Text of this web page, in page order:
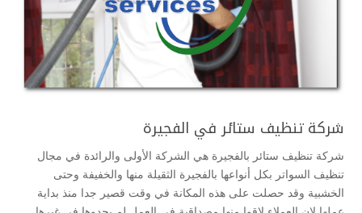
شركة تنظيف ستائر في الفجيرة
شركة تنظيف ستائر بالفجيرة هي الشركة الأولى والرائدة في مجال
تنظيف السواتر بكل أنواعها بالفجيرة الثقيلة منها والخفيفة وحتى
الخشبية وقد حصلت على هذه المكانة في وقت قصير جدا منذ بداية